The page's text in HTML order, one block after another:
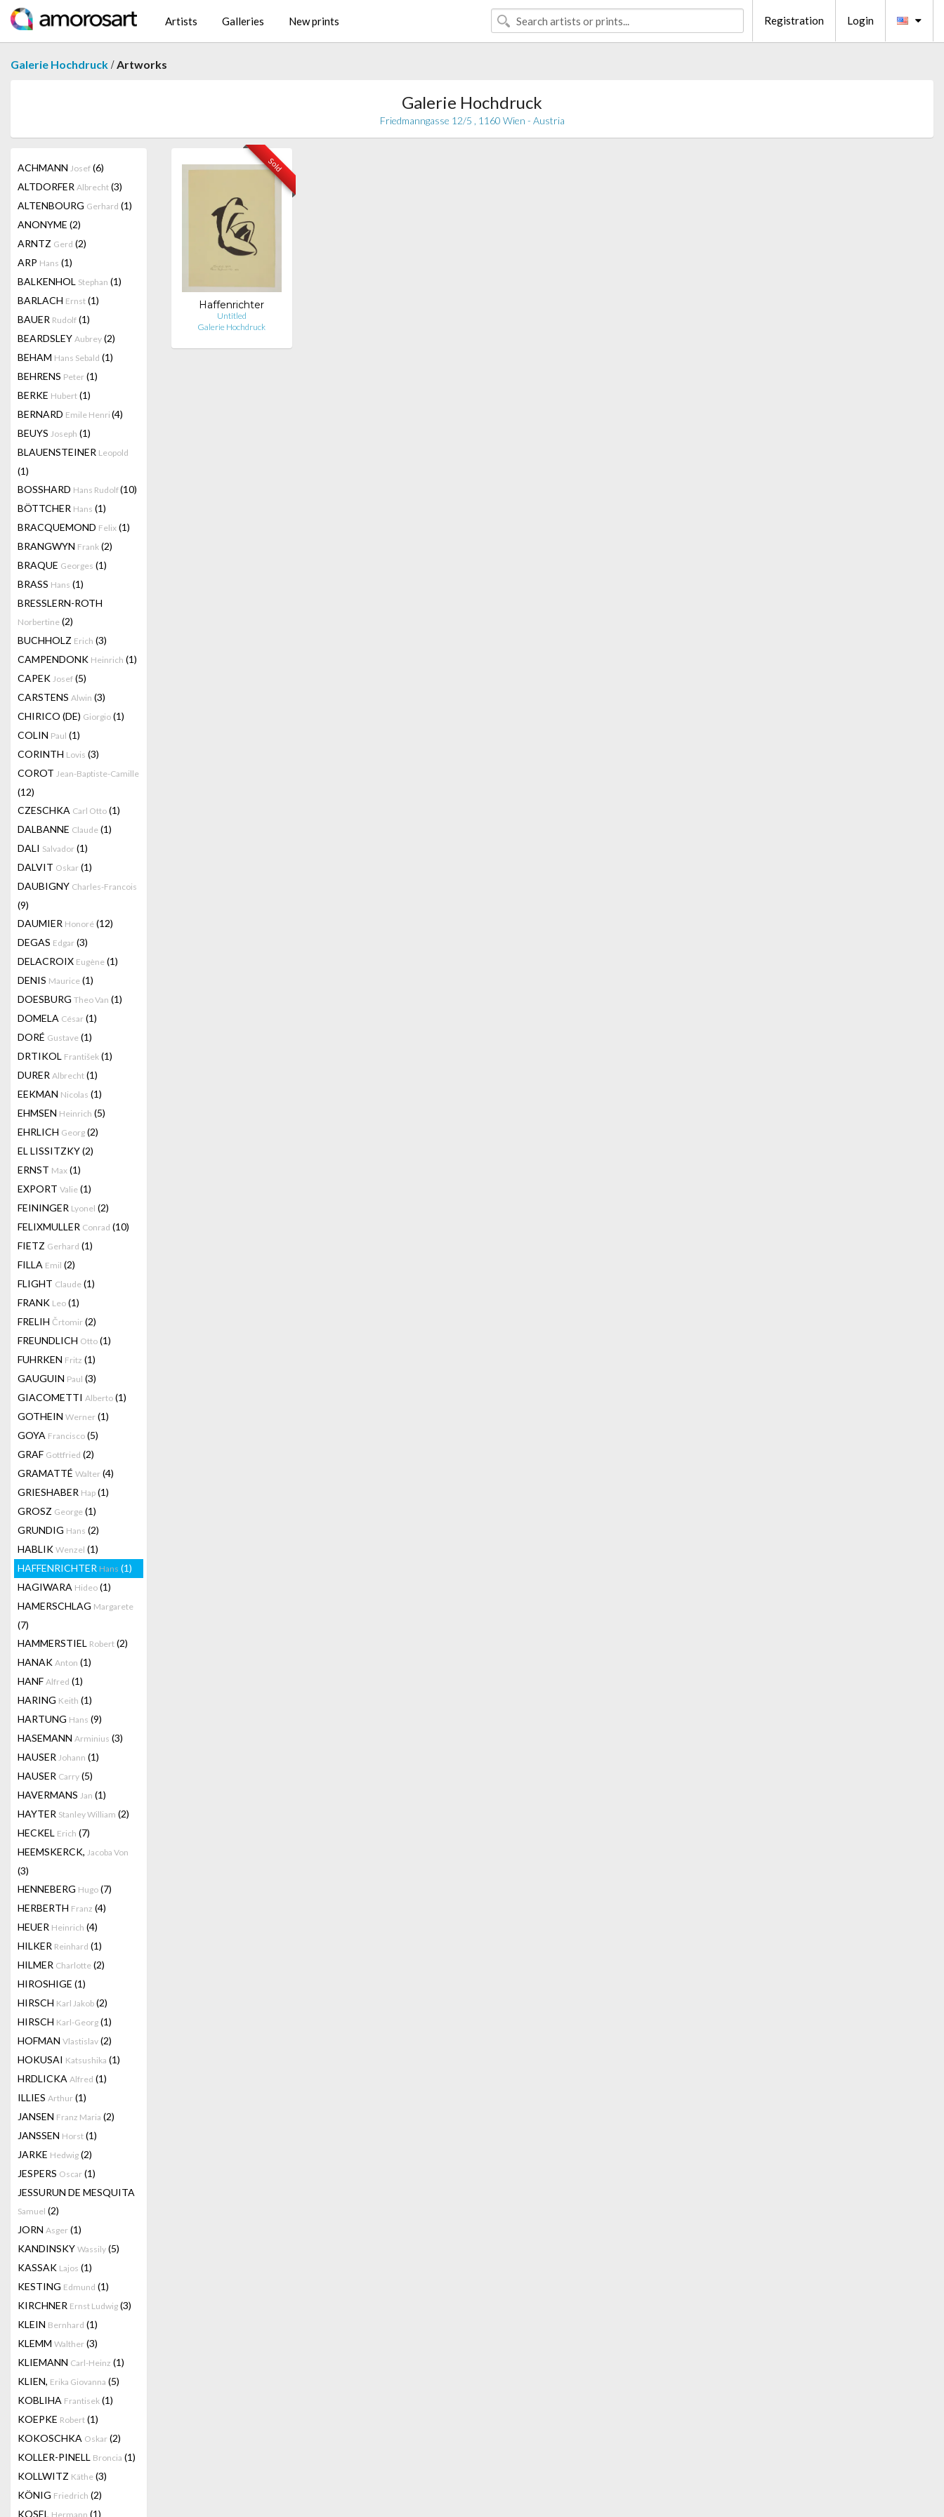
Artists Galleries New prints Registration Login
Galerie Hochdruck /Artworks
Galerie Hochdruck
Friedmanngasse 12/5 , 1160 Wien - Austria
ACHMANN Josef (6)
ALTDORFER Albrecht (3)
ALTENBOURG Gerhard (1)
ANONYME (2)
ARNTZ Gerd (2)
ARP Hans (1)
BALKENHOL Stephan (1)
BARLACH Ernst (1)
BAUER Rudolf (1)
BEARDSLEY Aubrey (2)
BEHAM Hans Sebald (1)
BEHRENS Peter (1)
BERKE Hubert (1)
BERNARD Emile Henri (4)
BEUYS Joseph (1)
BLAUENSTEINER Leopold
(1)
BOSSHARD Hans Rudolf(10)
BÖTTCHER Hans (1)
BRACQUEMOND Felix (1)
BRANGWYN Frank (2)
BRAQUE Georges (1)
BRASS Hans (1)
BRESSLERN-ROTH
Norbertine (2)
BUCHHOLZ Erich (3)
CAMPENDONK Heinrich (1)
CAPEK Josef (5)
CARSTENS Alwin (3)
CHIRICO (DE) Giorgio (1)
COLIN Paul (1)
CORINTH Lovis (3)
COROT Jean-Baptiste-Camille
(12)
CZESCHKA Carl Otto (1)
DALBANNE Claude (1)
DALI Salvador (1)
DALVIT Oskar (1)
DAUBIGNY Charles-Francois
(9)
DAUMIER Honoré (12)
DEGAS Edgar (3)
DELACROIX Eugène (1)
DENIS Maurice (1)
DOESBURG Theo Van (1)
DOMELA César (1)
DORÉ Gustave (1)
DRTIKOL František (1)
DURER Albrecht (1)
EEKMAN Nicolas (1)
EHMSEN Heinrich (5)
EHRLICH Georg (2)
EL LISSITZKY(2)
ERNST Max (1)
EXPORT Valie (1)
FEININGER Lyonel (2)
FELIXMULLER Conrad (10)
FIETZ Gerhard (1)
FILLA Emil (2)
FLIGHT Claude (1)
FRANK Leo (1)
FRELIH Črtomir (2)
FREUNDLICH Otto (1)
FUHRKEN Fritz (1)
GAUGUIN Paul (3)
GIACOMETTI Alberto (1)
GOTHEIN Werner (1)
GOYA Francisco (5)
GRAF Gottfried (2)
GRAMATTÉ Walter (4)
GRIESHABER Hap (1)
GROSZ George (1)
GRUNDIG Hans (2)
HABLIK Wenzel (1)
HAFFENRICHTER Hans (1)
HAGIWARA Hideo (1)
HAMERSCHLAG Margarete
(7)
HAMMERSTIEL Robert (2)
HANAK Anton (1)
HANF Alfred (1)
HARING Keith (1)
HARTUNG Hans (9)
HASEMANN Arminius (3)
HAUSER Johann (1)
HAUSER Carry (5)
HAVERMANS Jan (1)
HAYTER Stanley William (2)
HECKEL Erich (7)
HEEMSKERCK, Jacoba Von
(3)
HENNEBERG Hugo (7)
HERBERTH Franz (4)
HEUER Heinrich (4)
HILKER Reinhard (1)
HILMER Charlotte (2)
HIROSHIGE (1)
HIRSCH Karl Jakob (2)
HIRSCH Karl-Georg (1)
HOFMAN Vlastislav (2)
HOKUSAI Katsushika (1)
HRDLICKA Alfred (1)
ILLIES Arthur (1)
JANSEN Franz Maria (2)
JANSSEN Horst (1)
JARKE Hedwig (2)
JESPERS Oscar (1)
JESSURUN DE MESQUITA
Samuel (2)
JORN Asger (1)
KANDINSKY Wassily (5)
KASSAK Lajos (1)
KESTING Edmund (1)
KIRCHNER Ernst Ludwig (3)
KLEIN Bernhard (1)
KLEMM Walther (3)
KLIEMANN Carl-Heinz (1)
KLIEN, Erika Giovanna (5)
KOBLIHA Frantisek (1)
KOEPKE Robert (1)
KOKOSCHKA Oskar (2)
KOLLER-PINELL Broncia (1)
KOLLWITZ Käthe (3)
KÖNIG Friedrich (2)
KOSEL Hermann (1)
Sold
Haffenrichter
Untitled
Galerie Hochdruck